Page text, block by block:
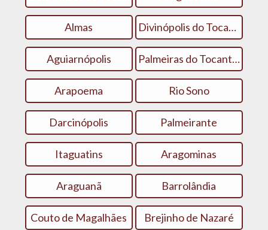
Almas Divinópolis do Tocantins
Aguiarnópolis Palmeiras do Tocantins
Arapoema Rio Sono
Darcinópolis Palmeirante
Itaguatins Aragominas
Araguanã Barrolândia
Couto de Magalhães Brejinho de Nazaré